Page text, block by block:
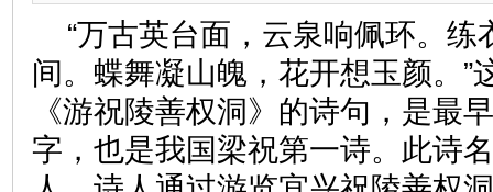
“万古英台面，云泉响佩环。
间。蝶舞凝山魄，花开想玉颜。”
《游祝陵善权洞》的诗句，是最
字，也是我国梁祝第一诗。此诗